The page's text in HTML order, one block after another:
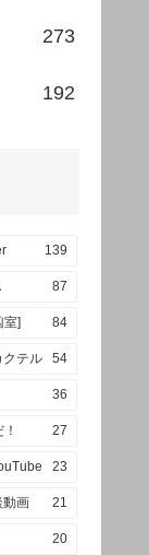
273
192
139
87
室] 84
クテル 54
36
27
23
動画 21
20